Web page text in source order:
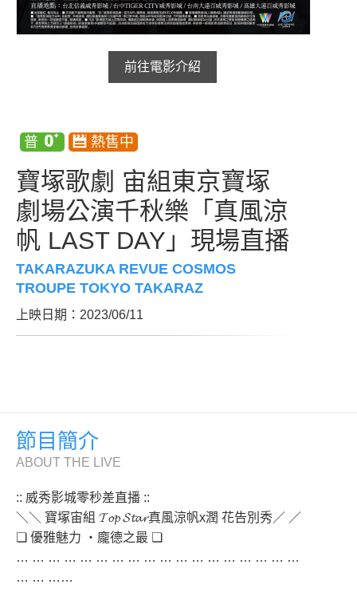
前往電影介紹
寶塚歌劇 宙組東京寶塚
劇場公演千秋樂「真風涼
帆 LAST DAY」現場直播
TAKARAZUKA REVUE COSMOS
TROUPE TOKYO TAKARAZ
上映日期：2023/06/11
節目簡介
ABOUT THE LIVE
:: 威秀影城零秒差直播 ::
＼＼ 寶塚宙組 𝓣𝓸𝓹 𝓢𝓽𝓪𝓻真風涼帆x潤 花告別秀／ ／
❏ 優雅魅力 ‧龐德之最 ❏
… … … … … … … … … … … … … … … … … …
… … ……
商家介紹
商場活動
加入iShow
會員活動
會員Q&A